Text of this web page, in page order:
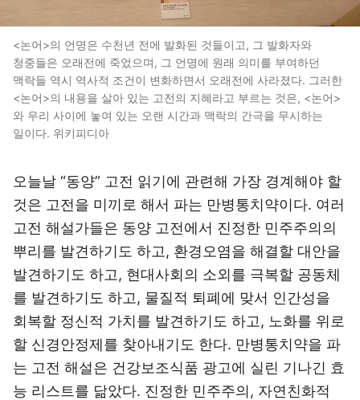
<논어>의 언명은 수천년 전에 발화된 것들이고, 그 발화자와
청중들은 오래전에 죽었으며, 그 언명에 원래 의미를 부여하던
맥락들 역시 역사적 조건이 변화하면서 오래전에 사라졌다. 그러한
<논어>의 내용을 살아 있는 고전의 지혜라고 부르는 것은, <논어>
와 우리 사이에 놓여 있는 오랜 시간과 맥락의 간극을 무시하는
일이다. 위키피디아
오늘날 “동양” 고전 읽기에 관련해 가장 경계해야 할
것은 고전을 미끼로 해서 파는 만병통치약이다. 여러
고전 해설가들은 동양 고전에서 진정한 민주주의의
뿌리를 발견하기도 하고, 환경오염을 해결할 대안을
발견하기도 하고, 현대사회의 소외를 극복할 공동체
를 발견하기도 하고, 물질적 퇴폐에 맞서 인간성을
회복할 정신적 가치를 발견하기도 하고, 노화를 위로
할 신경안정제를 찾아내기도 한다. 만병통치약을 파
는 고전 해설은 건강보조식품 광고에 실린 기나긴 효
능 리스트를 닮았다. 진정한 민주주의, 자연친화적